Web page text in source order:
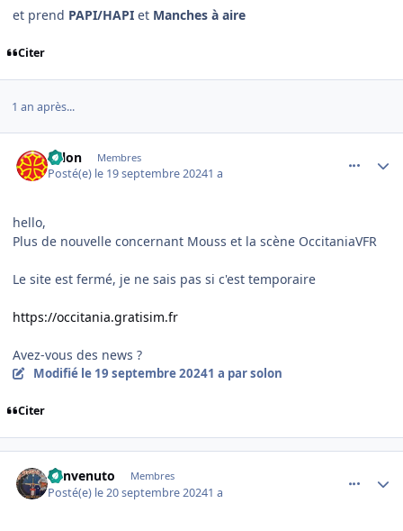
et prend PAPI/HAPI et Manches à aire
Citer
1 an après...
solon Membres
Posté(e) le 19 septembre 20241 a
hello,
Plus de nouvelle concernant Mouss et la scène OccitaniaVFR
Le site est fermé, je ne sais pas si c'est temporaire
https://occitania.gratisim.fr
Avez-vous des news ?
Modifié le 19 septembre 20241 a par solon
Citer
benvenuto Membres
Posté(e) le 20 septembre 20241 a